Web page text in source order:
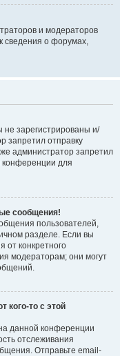
и модераторов
сведения о форумах,
зарегистрированы и/
запретил отправку
администратор запретил
конференции для
сообщения!
пользователей,
разделе. Если вы
от конкретного
модераторам; они могут
кого-то с этой
данной конференции
отслеживания
Отправьте email-